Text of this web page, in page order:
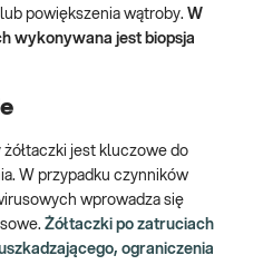
powiększenia wątroby. W
wykonywana jest biopsja
jest kluczowe do
W przypadku czynników
wprowadza się
Żółtaczki po zatruciach
ograniczenia